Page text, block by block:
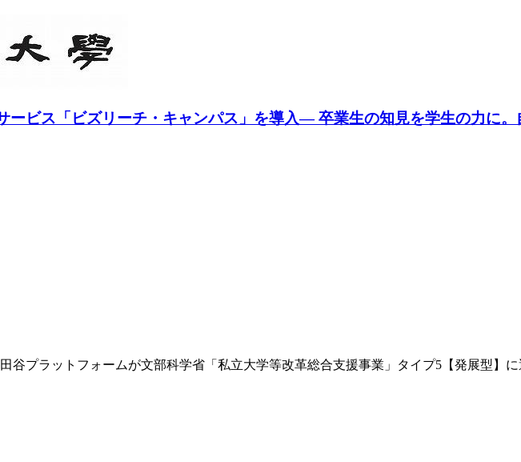
ービス「ビズリーチ・キャンパス」を導入― 卒業生の知見を学生の力に。
谷プラットフォームが文部科学省「私立大学等改革総合支援事業」タイプ5【発展型】に